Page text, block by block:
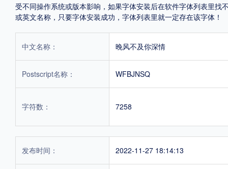
中国大陆 中国港澳台 更多
受不同操作系统或版本影响，如果字体安装后在软件字体列表里
或英文名称，只要字体安装成功，字体列表里就一定存在该字体！
中文名称： 晚风不及你深情
Postscript名称： WFBJNSQ
字符数： 7258
发布时间： 2022-11-27 18:14:13